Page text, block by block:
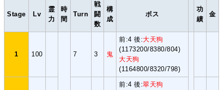
Stage Lv
霊
力
時
間
Turn
戦
闘
数
構
成
ボス
功
績
金
1 100 7 3 鬼
前:4 後:大天狗
(1173200/8380/804)
大天狗
(1164800/8320/798)
前:4 後:翠天狗